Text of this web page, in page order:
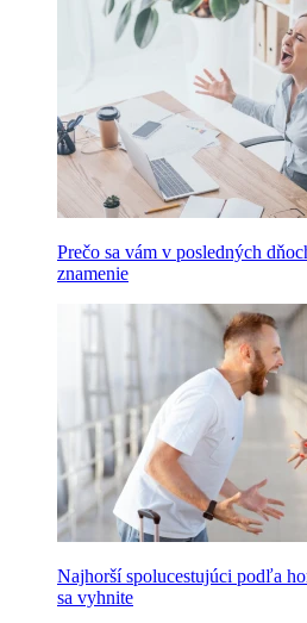
Prečo sa vám v posledných
znamenie
Najhorší spolucestujúci podľa
sa vyhnite